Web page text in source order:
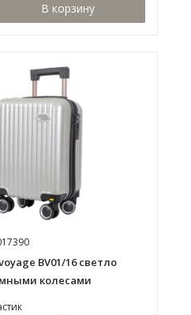
В корзину
BV01/16 светло
колесами